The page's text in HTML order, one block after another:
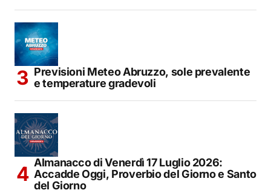
Previsioni Meteo Abruzzo, sole prevalente
e temperature gradevoli
Almanacco di Venerdì 17 Luglio 2026:
Accadde Oggi, Proverbio del Giorno e Santo
del Giorno